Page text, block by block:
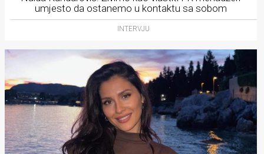
umjesto da ostanemo u kontaktu sa sobom
INTERVJU